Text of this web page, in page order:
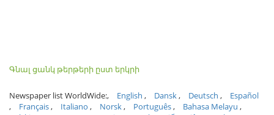
Գնալ ցանկ թերթերի ըստ երկրի
Newspaper list WorldWide: English Dansk Deutsch
Español
Français
Italiano Norsk Português
Bahasa Melayu